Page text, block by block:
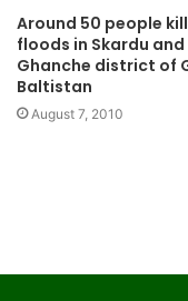
Around 50 people
floods in Skardu and
Ghanche district of
Baltistan
August 7, 2010